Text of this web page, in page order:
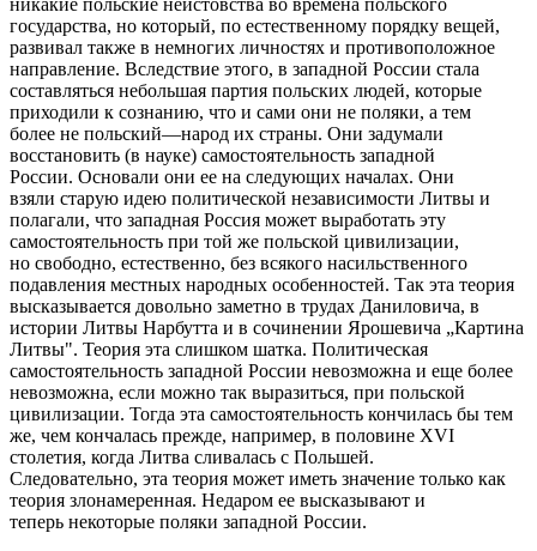
никакие польские неистовства во времена польского
государства, но который, по естественному порядку вещей,
развивал также в немногих личностях и противоположное
направление. Вследствие этого, в западной России стала
составляться небольшая партия польских людей, которые
приходили к сознанию, что и сами они не поляки, а тем
более не польский—народ их страны. Они задумали
восстановить (в науке) самостоятельность западной
России. Основали они ее на следующих началах. Они
взяли старую идею политической независимости Литвы и
полагали, что западная Россия может выработать эту
самостоятельность при той же польской цивилизации,
но свободно, естественно, без всякого насильственного
подавления местных народных особенностей. Так эта теория
высказывается довольно заметно в трудах Даниловича, в
истории Литвы Нарбутта и в сочинении Ярошевича „Картина
Литвы". Теория эта слишком шатка. Политическая
самостоятельность западной России невозможна и еще более
невозможна, если можно так выразиться, при польской
цивилизации. Тогда эта самостоятельность кончилась бы тем
же, чем кончалась прежде, например, в половине XVI
столетия, когда Литва сливалась с Польшей.
Следовательно, эта теория может иметь значение только как
теория злонамеренная. Недаром ее высказывают и
теперь некоторые поляки западной России.